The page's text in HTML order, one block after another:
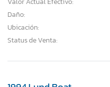
Daño:
Ubicación:
Status de Venta: